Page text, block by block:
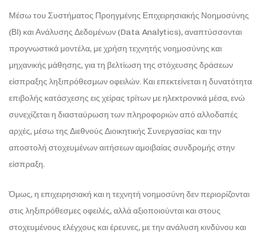
Μέσω του Συστήματος Προηγμένης Επιχειρησιακής Νοημοσύνης
(ΒΙ) και Ανάλυσης Δεδομένων (Data Analytics), αναπτύσσονται
προγνωστικά μοντέλα, με χρήση τεχνητής νοημοσύνης και
μηχανικής μάθησης, για τη βελτίωση της στόχευσης δράσεων
είσπραξης ληξιπρόθεσμων οφειλών. Και επεκτείνεται η δυνατότητα
επιβολής κατάσχεσης εις χείρας τρίτων με ηλεκτρονικά μέσα, ενώ
συνεχίζεται η διασταύρωση των πληροφοριών από αλλοδαπές
αρχές, μέσω της Διεθνούς Διοικητικής Συνεργασίας και την
αποστολή στοχευμένων αιτήσεων αμοιβαίας συνδρομής στην
είσπραξη.
Όμως, η επιχειρησιακή και η τεχνητή νοημοσύνη δεν περιορίζονται
στις ληξιπρόθεσμες οφειλές, αλλά αξιοποιούνται και στους
στοχευμένους ελέγχους και έρευνες, με την ανάλυση κινδύνου και